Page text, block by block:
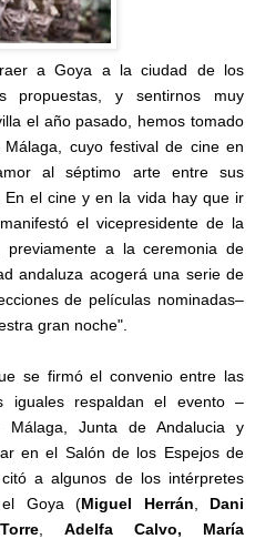
a Goya a la ciudad de los
propuestas, y sentirnos muy
el año pasado, hemos tomado
cuyo festival de cine en
al séptimo arte entre sus
el cine y en la vida hay que ir
el vicepresidente de la
previamente a la ceremonia de
andaluza acogerá una serie de
de películas nominadas–
gran noche".
se firmó el convenio entre las
iguales respaldan el evento –
Málaga, Junta de Andalucia y
en el Salón de los Espejos de
a algunos de los intérpretes
el Goya (Miguel Herrán
Dani
Adelfa Calvo, María